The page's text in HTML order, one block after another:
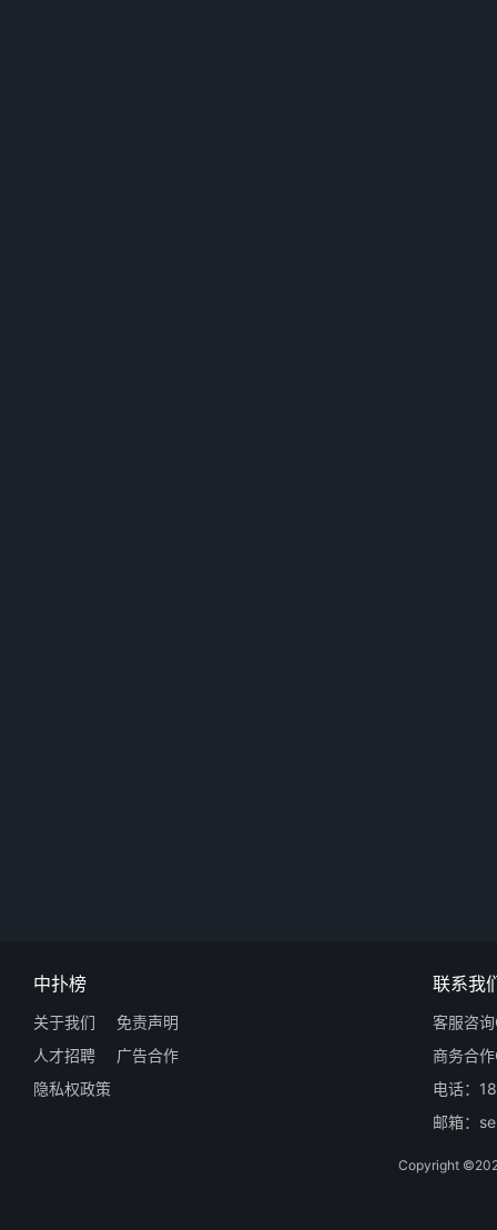
中扑榜
关于我们
免责声明
人才招聘
广告合作
隐私权政策
联系我
客服咨
商务合
电话：
邮箱：
Copyright